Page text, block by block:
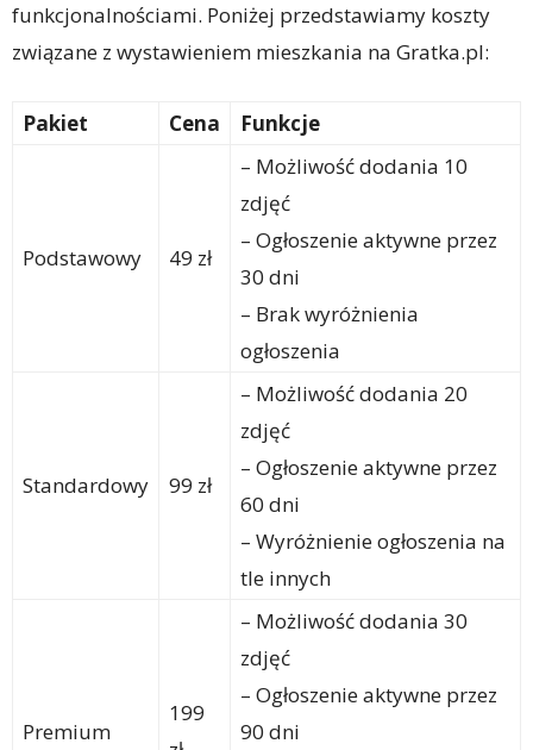
funkcjonalnościami. Poniżej przedstawiamy koszty
związane z wystawieniem mieszkania na Gratka.pl:
Pakiet Cena Funkcje
Podstawowy 49 zł
– Możliwość dodania 10
zdjęć
– Ogłoszenie aktywne przez
30 dni
– Brak wyróżnienia
ogłoszenia
Standardowy 99 zł
– Możliwość dodania 20
zdjęć
– Ogłoszenie aktywne przez
60 dni
– Wyróżnienie ogłoszenia na
tle innych
Premium
199
– Możliwość dodania 30
zdjęć
– Ogłoszenie aktywne przez
90 dni